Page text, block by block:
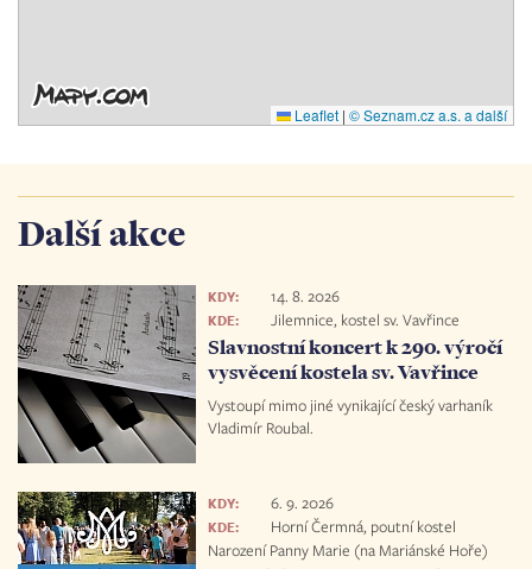
Leaflet | © Seznam.cz a.s. a další
Další akce
KDY: 14. 8. 2026
KDE: Jilemnice, kostel sv. Vavřince
Slavnostní koncert k 290. výročí
vysvěcení kostela sv. Vavřince
Vystoupí mimo jiné vynikající český varhaník
Vladimír Roubal.
KDY: 6. 9. 2026
KDE:
Horní Čermná, poutní kostel
Narození Panny Marie (na Mariánské Hoře)